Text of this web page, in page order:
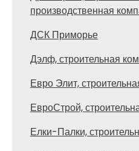
производственная
ДСК Приморье
Дэлф, строительная
Евро Элит,
ЕвроСтрой,
Елки-Палки,